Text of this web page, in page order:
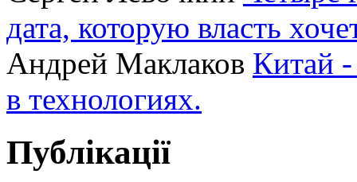
дата, которую власть
Андрей Маклаков Китай
в технологиях.
Публікації